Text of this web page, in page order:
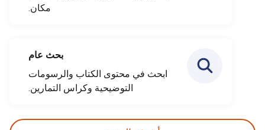
مكان.
بحث عام
ابحث في محتوى الكتاب والرسومات
التوضيحية وكراس التمارين.